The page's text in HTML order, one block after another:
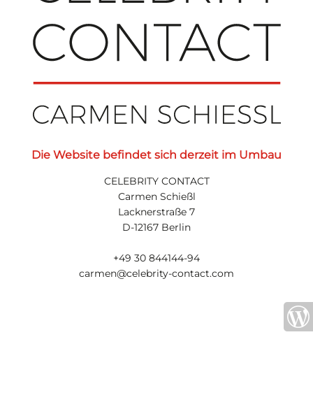
Die Website befindet sich derzeit im Umbau
CELEBRITY CONTACT
Carmen Schießl
Lacknerstraße 7
D-12167 Berlin
+49 30 844144-94
carmen@celebrity-contact.com